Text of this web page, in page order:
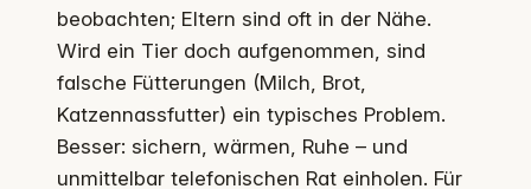
beobachten; Eltern sind oft in der Nähe.
Wird ein Tier doch aufgenommen, sind
falsche Fütterungen (Milch, Brot,
Katzennassfutter) ein typisches Problem.
Besser: sichern, wärmen, Ruhe – und
unmittelbar telefonischen Rat einholen. Für